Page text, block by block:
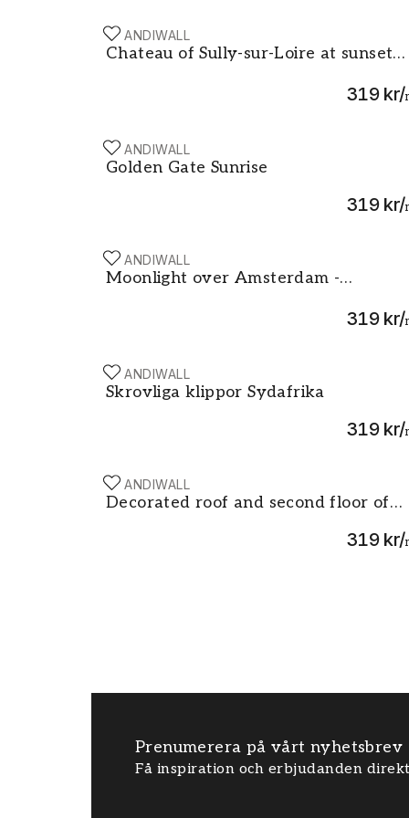
SCANDIWALL
Chateau of Sully-sur-Loire at sunset
319 kr/
Chateau of Sully-sur-Loire at sunset
SCANDIWALL
Golden Gate Sunrise
319 kr/
Golden Gate Sunrise
SCANDIWALL
Moonlight over Amsterdam -
319 kr/
Moonlight over Amsterdam - Netherlands
SCANDIWALL
Skrovliga klippor Sydafrika
319 kr/
Skrovliga klippor Sydafrika
SCANDIWALL
Decorated roof and second floor of
Tong Cheah Kongsi in Georgetown
319 kr/
Decorated roof and second floor of
Prenumerera på vårt nyhetsbrev
Få inspiration och erbjudanden